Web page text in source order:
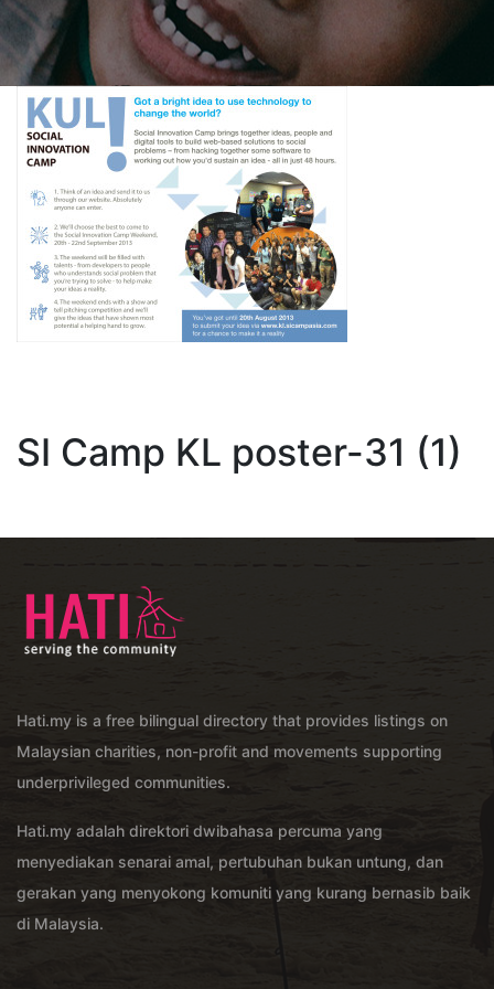
SI Camp KL poster-31 (1)
Hati.my is a free bilingual directory that provides listings on
Malaysian charities, non-profit and movements supporting
underprivileged communities.
Hati.my adalah direktori dwibahasa percuma yang
menyediakan senarai amal, pertubuhan bukan untung, dan
gerakan yang menyokong komuniti yang kurang bernasib baik
di Malaysia.